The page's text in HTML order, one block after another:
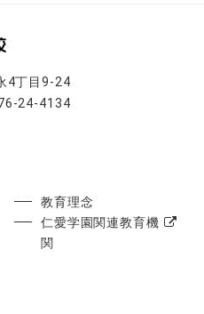
4丁目9-24
24-4134
教育理念
仁愛学園関連教育機
関